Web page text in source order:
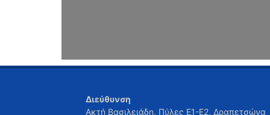
Διεύθυνση
Ακτή Βασιλειάδη, Πύλες Ε1-Ε2, Δραπετσώνα